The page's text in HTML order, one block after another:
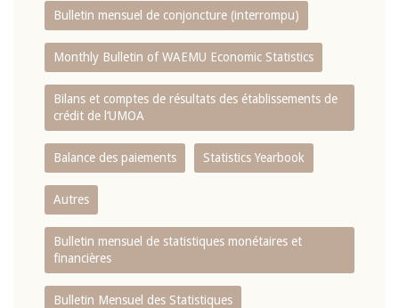
Bulletin mensuel de conjoncture (interrompu)
Monthly Bulletin of WAEMU Economic Statistics
Bilans et comptes de résultats des établissements de
crédit de l‘UMOA
Balance des paiements Statistics Yearbook
Autres
Bulletin mensuel de statistiques monétaires et
financières
Bulletin Mensuel des Statistiques